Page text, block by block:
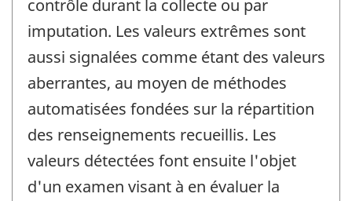
contrôle durant la collecte ou par
imputation. Les valeurs extrêmes sont
aussi signalées comme étant des valeurs
aberrantes, au moyen de méthodes
automatisées fondées sur la répartition
des renseignements recueillis. Les
valeurs détectées font ensuite l'objet
d'un examen visant à en évaluer la